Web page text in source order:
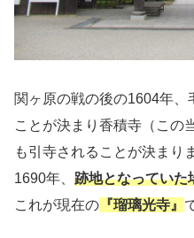
関ヶ原の戦の後の1604年、
ことが決まり香積寺（この
も引寺されることが決まり
1690年、 跡地となっていた
これが現在の 『瑠璃光寺』